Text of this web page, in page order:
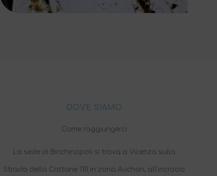
DOVE SIAMO
Come raggiungerci
La sede di Birichinopoli si trova a Vicenza sulla
Strada della Cattane 110 in zona Auchan, all’incrocio